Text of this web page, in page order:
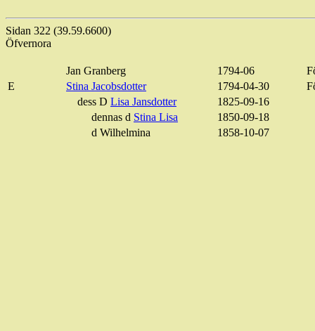
Sidan 322 (39.59.6600)
Öfvernora
Jan Granberg 1794-06
E
Stina Jacobsdotter 1794-04-30
dess D Lisa Jansdotter
1825-09-16
dennas d Stina Lisa
1850-09-18
d Wilhelmina
1858-10-07